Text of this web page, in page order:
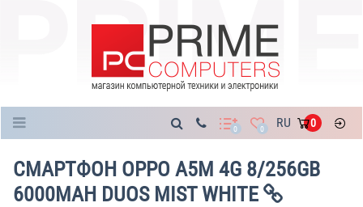
0 0 RU 0
СМАРТФОН OPPO A5M 4G 8/256GB
6000MAH DUOS MIST WHITE